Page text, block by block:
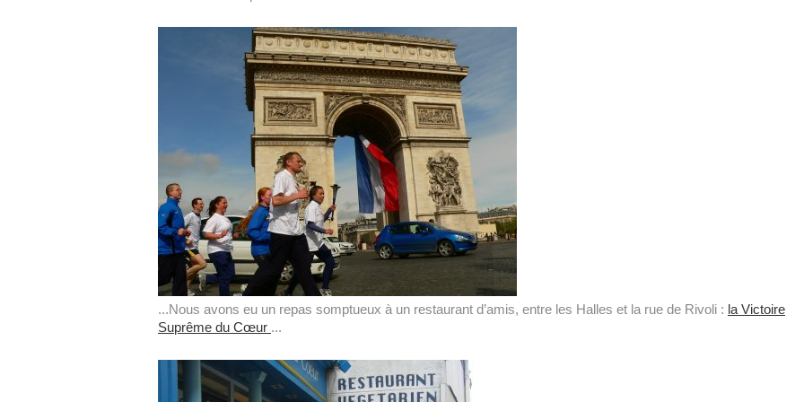
...Nous avons eu un repas somptueux à un restaurant d’amis, entre les Halles et la rue de Rivoli : la Victoire
Suprême du Cœur ...